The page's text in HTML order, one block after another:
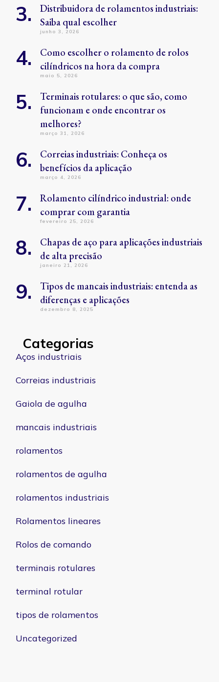
Distribuidora de rolamentos industriais:
Saiba qual escolher
junho 3, 2026
Como escolher o rolamento de rolos
cilíndricos na hora da compra
maio 5, 2026
Terminais rotulares: o que são, como
funcionam e onde encontrar os
melhores?
março 31, 2026
Correias industriais: Conheça os
benefícios da aplicação
março 4, 2026
Rolamento cilíndrico industrial: onde
comprar com garantia
fevereiro 25, 2026
Chapas de aço para aplicações industriais
de alta precisão
janeiro 21, 2026
Tipos de mancais industriais: entenda as
diferenças e aplicações
dezembro 8, 2025
Categorias
Aços industriais
Correias industriais
Gaiola de agulha
mancais industriais
rolamentos
rolamentos de agulha
rolamentos industriais
Rolamentos lineares
Rolos de comando
terminais rotulares
terminal rotular
tipos de rolamentos
Uncategorized